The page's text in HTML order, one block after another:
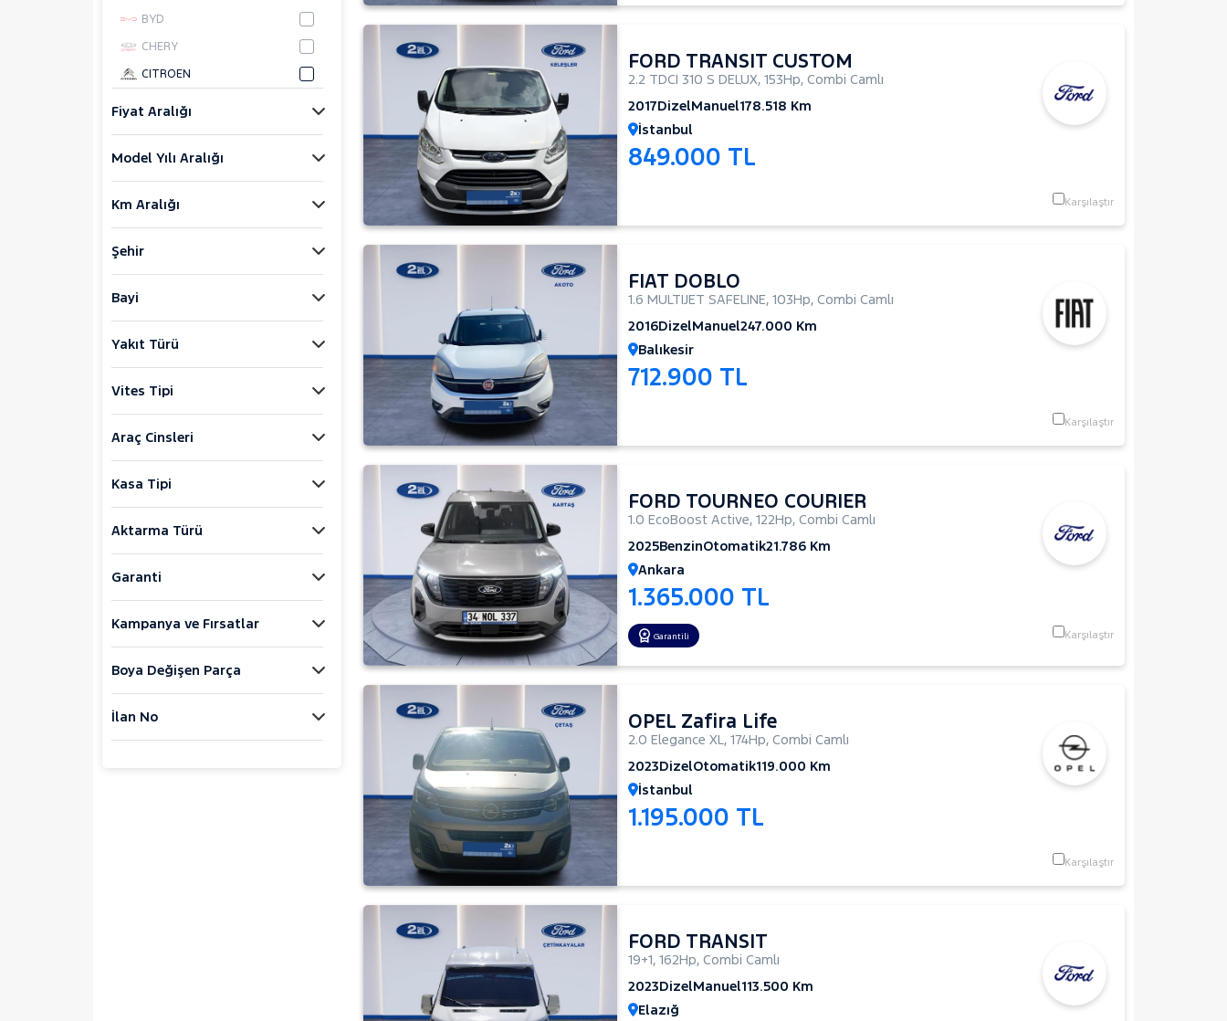
BYD
CHERY
CITROEN
DAIHATSU
FIAT
FORD
ISUZU
Iveco
KIA
LANCIA
MAN
MERCEDES-BENZ
MINI
NISSAN
OPEL
PEUGEOT
Fiyat Aralığı
Model Yılı Aralığı
Km Aralığı
Şehir
Bayi
Yakıt Türü
Vites Tipi
Araç Cinsleri
Kasa Tipi
Aktarma Türü
Garanti
Kampanya ve Fırsatlar
Boya Değişen Parça
İlan No
FORD TRANSIT CUSTOM
2.2 TDCI 310 S DELUX, 153Hp, Combi Camlı
2017DizelManuel178.518 Km
İstanbul
849.000 TL
Karşılaştır
FIAT DOBLO
1.6 MULTIJET SAFELINE, 103Hp, Combi Camlı
2016DizelManuel247.000 Km
Balıkesir
712.900 TL
Karşılaştır
FORD TOURNEO COURIER
1.0 EcoBoost Active, 122Hp, Combi Camlı
2025BenzinOtomatik21.786 Km
Ankara
1.365.000 TL
Garantili Karşılaştır
OPEL Zafira Life
2.0 Elegance XL, 174Hp, Combi Camlı
2023DizelOtomatik119.000 Km
İstanbul
1.195.000 TL
Karşılaştır
FORD TRANSIT
19+1, 162Hp, Combi Camlı
2023DizelManuel113.500 Km
Elazığ